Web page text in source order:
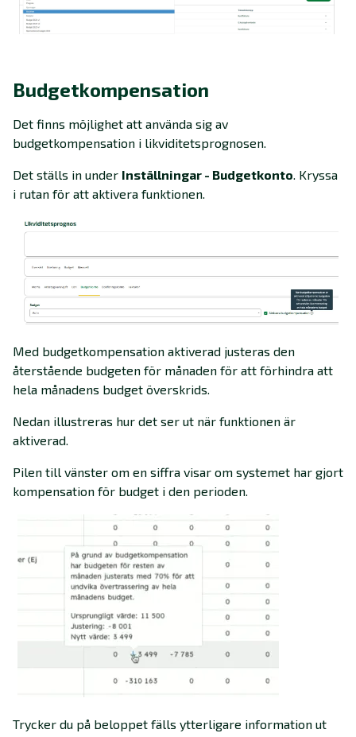
Budgetkompensation
Det finns möjlighet att använda sig av
budgetkompensation i likviditetsprognosen.
Det ställs in under Inställningar - Budgetkonto . Kryssa
i rutan för att aktivera funktionen.
Med budgetkompensation aktiverad justeras den
återstående budgeten för månaden för att förhindra att
hela månadens budget överskrids.
Nedan illustreras hur det ser ut när funktionen är
aktiverad.
Pilen till vänster om en siffra visar om systemet har gjort
kompensation för budget i den perioden.
Trycker du på beloppet fälls ytterligare information ut